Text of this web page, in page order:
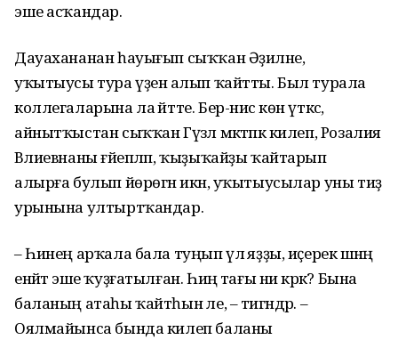
эше асҡандар.
Дауахананан һауығып сыҡҡан Әҙиләне,
уҡытыусы тура үҙенә алып ҡайтты. Был турала
коллегаларына ла әйтте. Бер-нисә көн үткәс,
айнытҡыстан сыҡҡан Гүзәл мәктәпкә килеп, Розалия
Вәлиевнаны ғәйепләп, ҡыҙыҡайҙы ҡайтарып
алырға булып йөрөгән икән, уҡытыусылар уны тиҙ
урынына ултыртҡандар.
– Һинең арҡала бала туңып үлә яҙҙы, иҫерек әшнәңә
енәйәт эше ҡуҙғатылған. Һиңә тағы ни кәрәк? Бына
баланың атаһы ҡайтһын әле, – тигәндәр. –
Оялмайынса бында килеп баланы